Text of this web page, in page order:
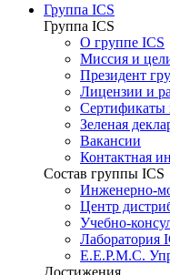
Группа ICS
Группа ICS
О группе ICS
Миссия и
Президент
Лицензии и
Сертификаты
Зеленая
Вакансии
Контактная
Состав группы ICS
Инженерно-
Центр
Учебно-
Лаборатория
E.E.P.M.C.
Достижения